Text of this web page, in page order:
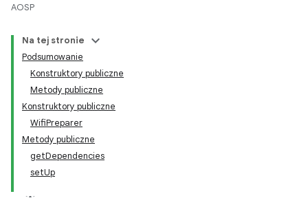
AOSP
Na tej stronie
Podsumowanie
Konstruktory publiczne
Metody publiczne
Konstruktory publiczne
WifiPreparer
Metody publiczne
getDependencies
setUp